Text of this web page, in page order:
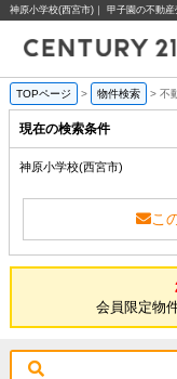
神原小学校(西宮市)｜ 甲子園の不動
TOPページ > 物件検索 > 不
現在の検索条件
神原小学校(西宮市)
こ
会員限定物